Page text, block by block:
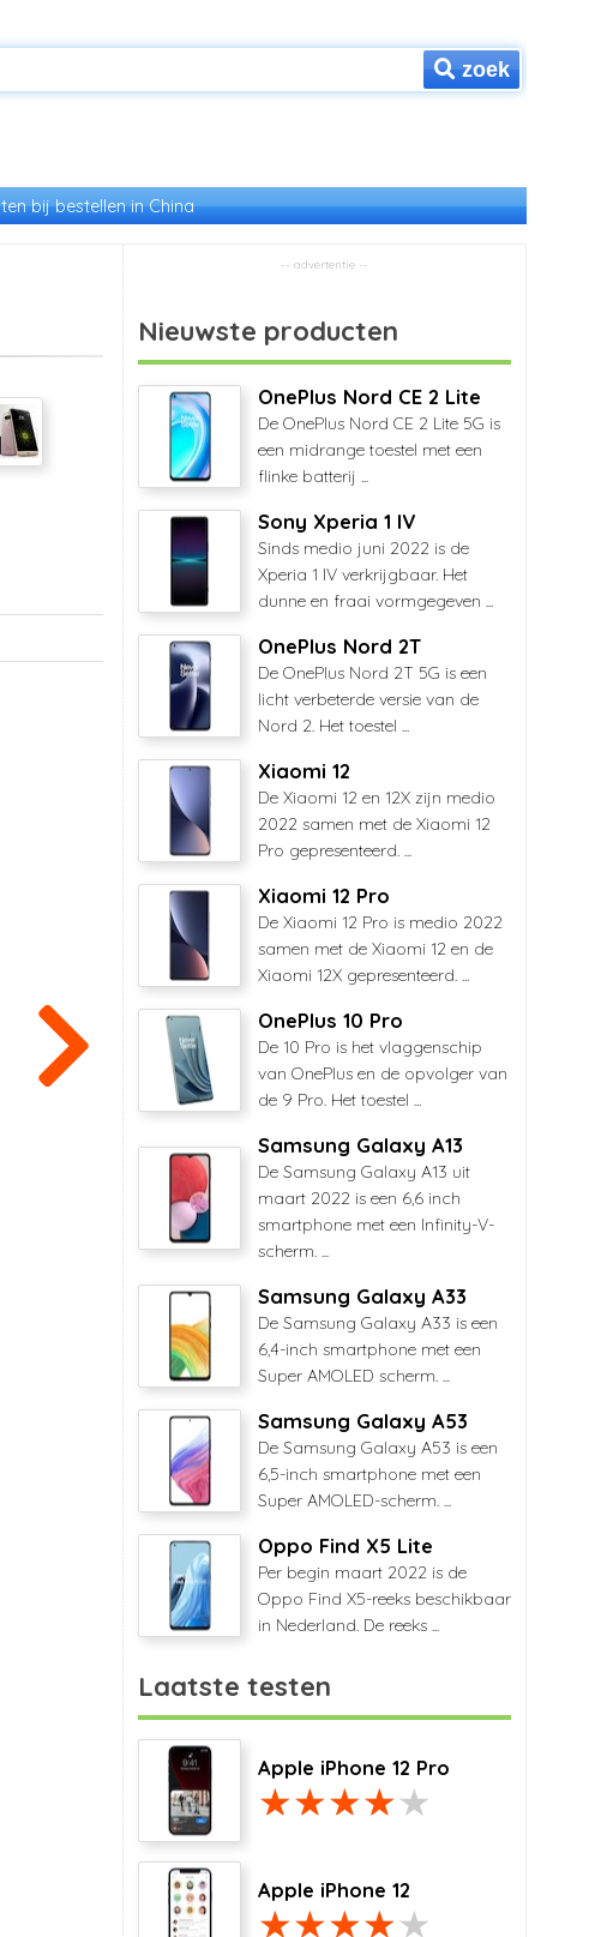
zoek
bij bestellen in China
Nieuwste producten
OnePlus Nord CE 2 Lite
De OnePlus Nord CE 2 Lite 5G is
een midrange toestel met een
flinke batterij ...
Sony Xperia 1 IV
Sinds medio juni 2022 is de
Xperia 1 IV verkrijgbaar. Het
dunne en fraai vormgegeven ...
OnePlus Nord 2T
De OnePlus Nord 2T 5G is een
licht verbeterde versie van de
Nord 2. Het toestel ...
Xiaomi 12
De Xiaomi 12 en 12X zijn medio
2022 samen met de Xiaomi 12
Pro gepresenteerd. ...
Xiaomi 12 Pro
De Xiaomi 12 Pro is medio 2022
samen met de Xiaomi 12 en de
Xiaomi 12X gepresenteerd. ...
OnePlus 10 Pro
De 10 Pro is het vlaggenschip
van OnePlus en de opvolger van
de 9 Pro. Het toestel ...
Samsung Galaxy A13
De Samsung Galaxy A13 uit
maart 2022 is een 6,6 inch
smartphone met een Infinity-V-
scherm. ...
Samsung Galaxy A33
De Samsung Galaxy A33 is een
6,4-inch smartphone met een
Super AMOLED scherm. ...
Samsung Galaxy A53
De Samsung Galaxy A53 is een
6,5-inch smartphone met een
Super AMOLED-scherm. ...
Oppo Find X5 Lite
Per begin maart 2022 is de
Oppo Find X5-reeks beschikbaar
in Nederland. De reeks ...
Laatste testen
Apple iPhone 12 Pro
Apple iPhone 12